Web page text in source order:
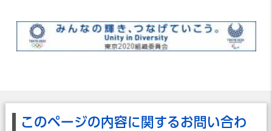
このページの内容に関するお問い合わ